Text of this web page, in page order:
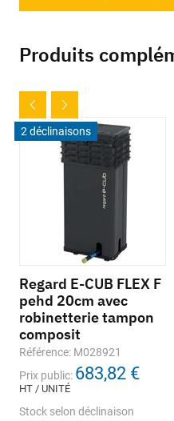
Produits
2 déclinaisons
Regard E-CUB FLEX F
pehd 20cm avec
robinetterie tampon
composit
Référence: M028921
Prix public: 683,82 €
HT / UNITÉ
Stock selon déclinaison